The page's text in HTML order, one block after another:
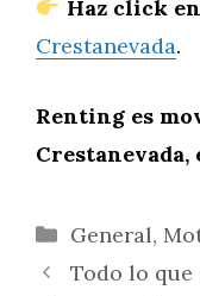
Haz click en
Crestanevada.
Renting es
Categorías
General,
Todo lo que